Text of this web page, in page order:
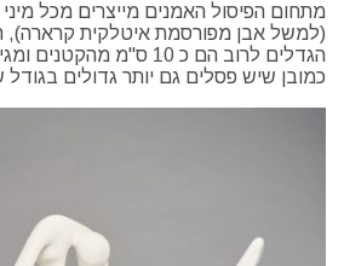
מתחום הפיסול האמנים מייצרים מכל
(למשל אבן מפורסמת איטלקית קרארה),
הגדלים לרוב הם כ 10 ס"מ
כמובן שיש פסלים גם יותר גדולים